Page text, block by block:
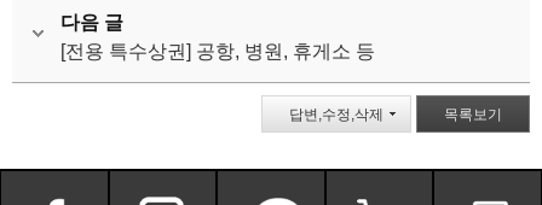
다음 글
[전용 특수상권] 공항, 병원, 휴게소 등
답변,수정,삭제 목록보기